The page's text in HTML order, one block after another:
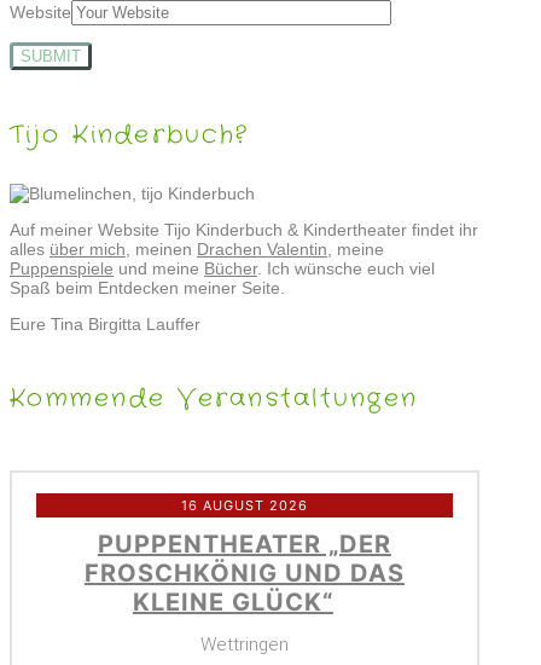
Website
Tijo Kinderbuch?
Auf meiner Website Tijo Kinderbuch & Kindertheater findet ihr
alles über mich, meinen Drachen Valentin, meine
Puppenspiele und meine Bücher. Ich wünsche euch viel
Spaß beim Entdecken meiner Seite.
Eure Tina Birgitta Lauffer
Kommende Veranstaltungen
16 AUGUST 2026
PUPPENTHEATER „DER
FROSCHKÖNIG UND DAS
KLEINE GLÜCK“
Wettringen